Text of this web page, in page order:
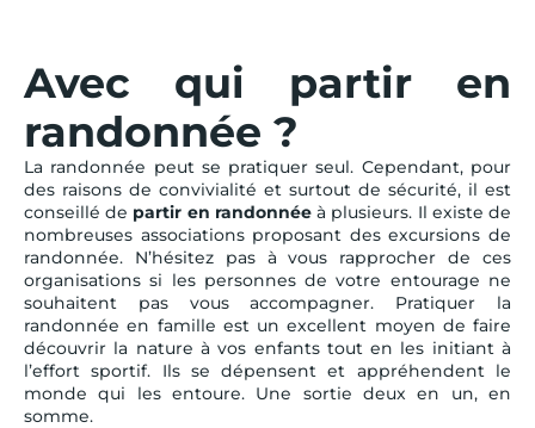
Avec qui partir en
randonnée ?
La randonnée peut se pratiquer seul. Cependant, pour
des raisons de convivialité et surtout de sécurité, il est
conseillé de partir en randonnéeà plusieurs. Il existe de
nombreuses associations proposant des excursions de
randonnée. N’hésitez pas à vous rapprocher de ces
organisations si les personnes de votre entourage ne
souhaitent pas vous accompagner. Pratiquer la
randonnée en famille est un excellent moyen de faire
découvrir la nature à vos enfants tout en les initiant à
l’effort sportif. Ils se dépensent et appréhendent le
monde qui les entoure. Une sortie deux en un, en
somme.